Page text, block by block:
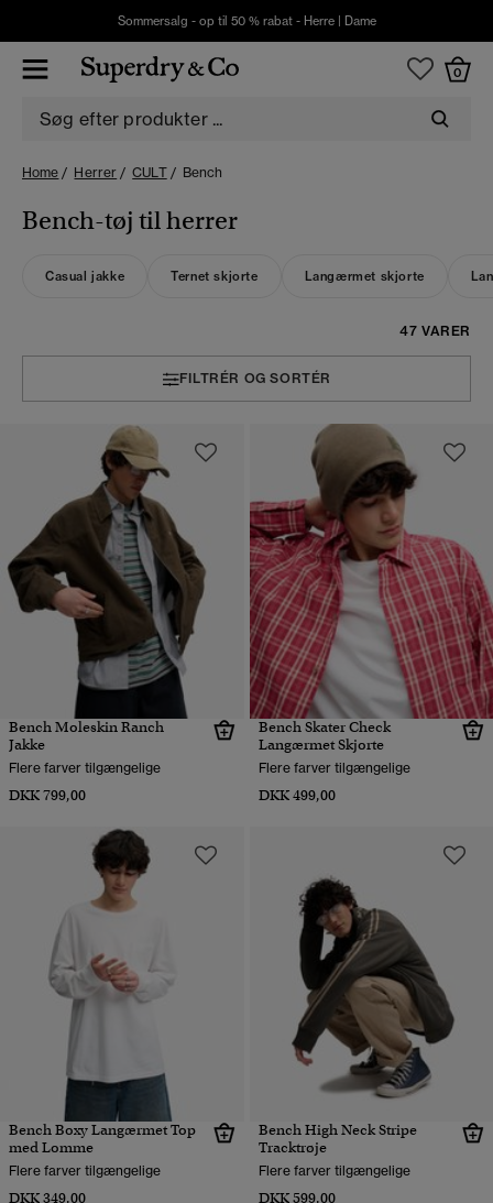
Sommersalg - op til 50 % rabat - Herre| Dame
0
Home Herrer CULT Bench
Bench-tøj til herrer
Casual jakke Ternet skjorte Langærmet skjorte
47 VARER
FILTRÉR OG SORTÉR
Bench Moleskin Ranch
Jakke
Flere farver tilgængelige
DKK 799,00
Bench Skater Check
Langærmet Skjorte
Flere farver tilgængelige
DKK 499,00
Bench Boxy Langærmet Top
med Lomme
Flere farver tilgængelige
DKK 349,00
Bench High Neck Stripe
Tracktrøje
Flere farver tilgængelige
DKK 599,00